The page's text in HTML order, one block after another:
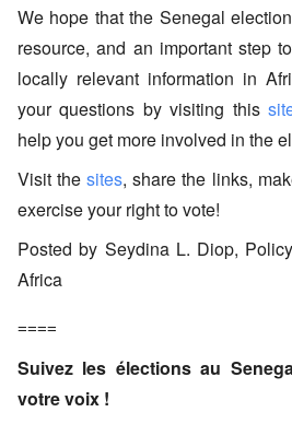
We hope that the Senegal
resource, and an important step
locally relevant information in
your questions by visiting this
help you get more involved in the
Visit the sites, share the links,
exercise your right to vote!
Posted by Seydina L. Diop,
Africa
====
Suivez les élections au
votre voix !